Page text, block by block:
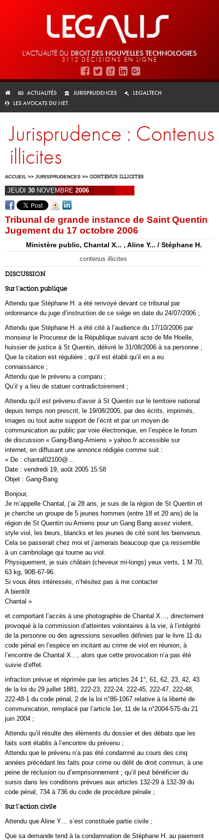
L'ACTUALITÉ DU DROIT DES NOUVELLES TECHNOLOGIES
3112 DÉCISIONS EN LIGNE
ACTUALITÉS JURISPRUDENCES
LEGALTECH
LES AVOCATS DU NET
Jurisprudence : Contenus
illicites
ACCUEIL >> JURISPRUDENCES >> CONTENUS ILLICITES
JEUDI 30 NOVEMBRE 2006
Tribunal de grande instance de Saint Quentin
Jugement du 17 octobre 2006
Ministère public, Chantal X... , Aline Y... / Stéphane H.
contenus illicites
DISCUSSION
Sur l’action publique
Attendu que Stéphane H. a été renvoyé devant ce tribunal par
ordonnance du juge d’instruction de ce siège en date du 24/07/2006 ;
Attendu que Stéphane H. a été cité à l’audience du 17/10/2006 par
monsieur le Procureur de la République suivant acte de Me Hoelle,
huissier de justice à St Quentin, délivré le 31/08/2006 à sa personne ;
Que la citation est régulière ; qu’il est établi qu’il en a eu
connaissance ;
Attendu que le prévenu a comparu ;
Qu’il y a lieu de statuer contradictoirement ;
Attendu qu’il est prévenu d’avoir à St Quentin sur le territoire national
depuis temps non prescrit, le 19/08/2005, par des écrits, imprimés,
images ou tout autre support de l’écrit et par un moyen de
communication au public par voie électronique, en l’espèce le forum
de discussion « Gang-Bang-Amiens » yahoo.fr accessible sur
internet, en diffusant une annonce rédigée comme suit :
« De : chantal02100@…
Date : vendredi 19, août 2005 15:58
Objet : Gang-Bang
Bonjour,
Je m’appelle Chantal, j’ai 28 ans, je suis de la région de St Quentin et
je cherche un groupe de 5 jeunes hommes (entre 18 et 20 ans) de la
région de St Quentin ou Amiens pour un Gang Bang assez violent,
style viol, les beurs, blancks et les jeunes de cité sont les bienvenus.
Cela se passerait chez moi et j’aimerais beaucoup que ça ressemble
à un cambriolage qui tourne au viol.
Physiquement, je suis châtain (cheveux mi-longs) yeux verts, 1 M 70,
63 kg, 90B-67-96.
Si vous êtes intéressés, n’hésitez pas à me contacter
A bientôt
Chantal »
et comportant l’accès à une photographie de Chantal X…, directement
provoqué à la commission d’atteintes volontaires à la vie, à l’intégrité
de la personne ou des agressions sexuelles définies par le livre 11 du
code pénal en l’espèce en incitant au crime de viol en réunion, à
l’encontre de Chantal X…, alors que cette provocation n’a pas été
suivie d’effet.
infraction prévue et réprimée par les articles 24 1°, 61, 62, 23, 42, 43
de la loi du 29 juillet 1881, 222-23, 222-24, 222-45, 222-47, 222-48,
222-48-1 du code pénal, 2 de la loi n°86-1067 relative à la liberté de
communication, remplacé par l’article 1er, 11 de la n°2004-575 du 21
juin 2004 ;
Attendu qu’il résulte des éléments du dossier et des débats que les
faits sont établis à l’encontre du prévenu ;
Attendu que le prévenu n’a pas été condamné au cours des cinq
années précédant les faits pour crime ou délit de droit commun, à une
peine de réclusion ou d’emprisonnement ; qu’il peut bénéficier du
sursis dans les conditions prévues aux articles 132-29 à 132-39 du
code pénal, 734 à 736 du code de procédure pénale ;
Sur l’action civile
Attendu que Aline Y… s’est constituée partie civile ;
Que sa demande tend à la condamnation de Stéphane H. au paiement